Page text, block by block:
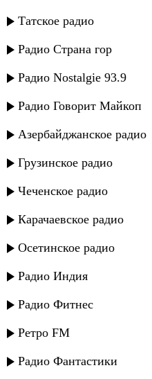
Татское радио
Радио Страна гор
Радио Nostalgie 93.9
Радио Говорит Майкоп
Азербайджанское радио
Грузинское радио
Чеченское радио
Карачаевское радио
Осетинское радио
Радио Индия
Радио Фитнес
Ретро FM
Радио Фантастики